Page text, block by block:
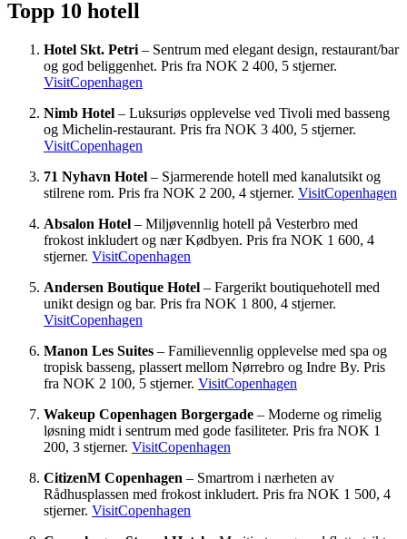
Topp 10 hotell
Hotel Skt. Petri – Sentrum med elegant design, restaurant/bar
og god beliggenhet. Pris fra NOK 2 400, 5 stjerner.
VisitCopenhagen
Nimb Hotel – Luksuriøs opplevelse ved Tivoli med basseng
og Michelin-restaurant. Pris fra NOK 3 400, 5 stjerner.
VisitCopenhagen
71 Nyhavn Hotel – Sjarmerende hotell med kanalutsikt og
stilrene rom. Pris fra NOK 2 200, 4 stjerner. VisitCopenhagen
Absalon Hotel – Miljøvennlig hotell på Vesterbro med
frokost inkludert og nær Kødbyen. Pris fra NOK 1 600, 4
stjerner. VisitCopenhagen
Andersen Boutique Hotel – Fargerikt boutiquehotell med
unikt design og bar. Pris fra NOK 1 800, 4 stjerner.
VisitCopenhagen
Manon Les Suites – Familievennlig opplevelse med spa og
tropisk basseng, plassert mellom Nørrebro og Indre By. Pris
fra NOK 2 100, 5 stjerner. VisitCopenhagen
Wakeup Copenhagen Borgergade – Moderne og rimelig
løsning midt i sentrum med gode fasiliteter. Pris fra NOK 1
200, 3 stjerner. VisitCopenhagen
CitizenM Copenhagen – Smartrom i nærheten av
Rådhusplassen med frokost inkludert. Pris fra NOK 1 500, 4
stjerner. VisitCopenhagen